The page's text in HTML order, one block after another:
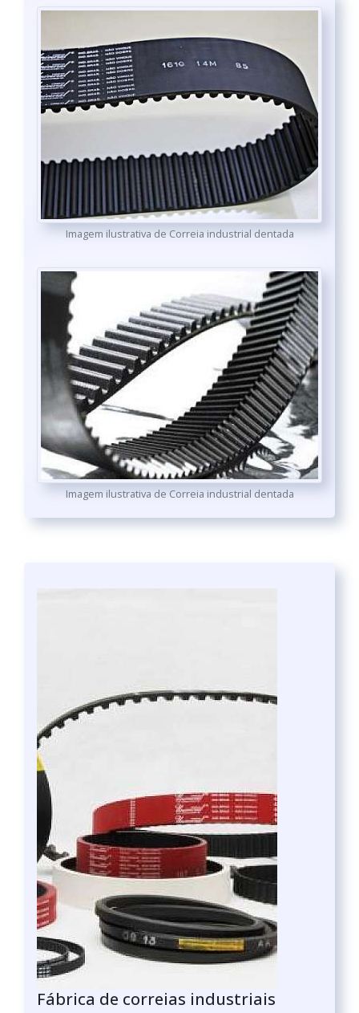
Imagem ilustrativa de Correia industrial dentada
Imagem ilustrativa de Correia industrial dentada
Fábrica de correias industriais